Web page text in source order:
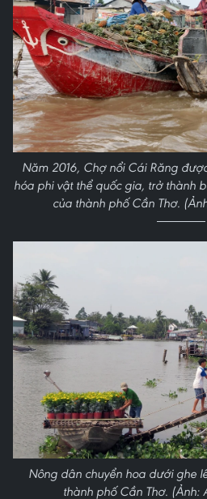
Năm 2016, Chợ nổi Cái Răng
hóa phi vật thể quốc gia, trở thành
của thành phố Cần Thơ.
Nông dân chuyển hoa dưới ghe
thành phố Cần Thơ. (Ảnh: